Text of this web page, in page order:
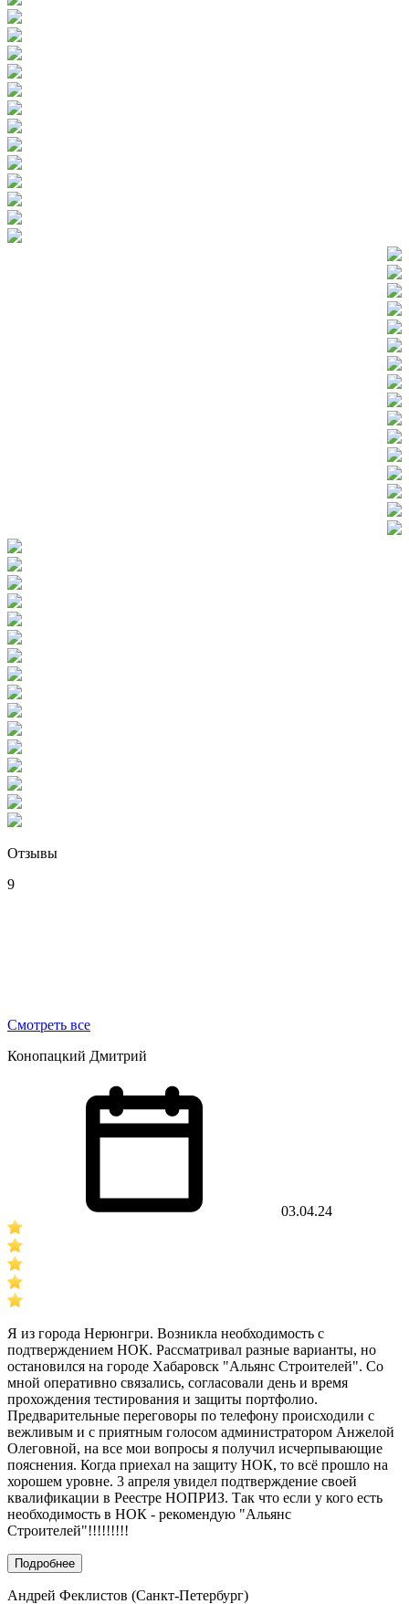
Отзывы
9
Смотреть все
Конопацкий Дмитрий
03.04.24
Я из города Нерюнгри. Возникла необходимость с
подтверждением НОК. Рассматривал разные варианты, но
остановился на городе Хабаровск "Альянс Строителей". Со
мной оперативно связались, согласовали день и время
прохождения тестирования и защиты портфолио.
Предварительные переговоры по телефону происходили с
вежливым и с приятным голосом администратором Анжелой
Олеговной, на все мои вопросы я получил исчерпывающие
пояснения. Когда приехал на защиту НОК, то всё прошло на
хорошем уровне. 3 апреля увидел подтверждение своей
квалификации в Реестре НОПРИЗ. Так что если у кого есть
необходимость в НОК - рекомендую "Альянс
Строителей"!!!!!!!!!
Подробнее
Андрей Феклистов (Санкт-Петербург)